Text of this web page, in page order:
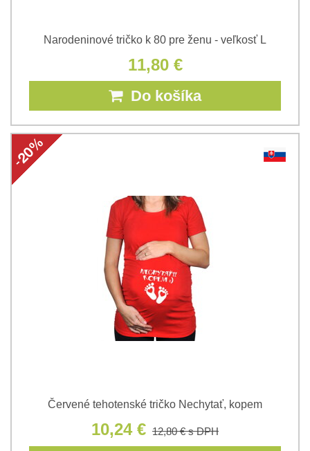
Narodeninové tričko k 80 pre ženu - veľkosť L
11,80 €
Do košíka
Červené tehotenské tričko Nechytať, kopem
10,24 € 12,80 €s DPH